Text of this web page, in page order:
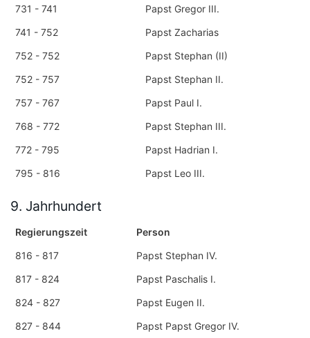
731 - 741
Papst Gregor III.
741 - 752
Papst Zacharias
752 - 752
Papst Stephan (II)
752 - 757
Papst Stephan II.
757 - 767
Papst Paul I.
768 - 772
Papst Stephan III.
772 - 795
Papst Hadrian I.
795 - 816
Papst Leo III.
9. Jahrhundert
Regierungszeit
Person
816 - 817
Papst Stephan IV.
817 - 824
Papst Paschalis I.
824 - 827
Papst Eugen II.
827 - 844
Papst Papst Gregor IV.